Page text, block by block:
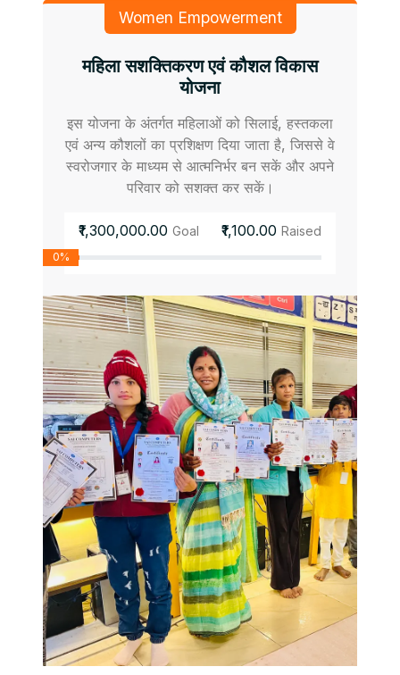
Women Empowerment
महिला सशक्तिकरण एवं कौशल विकास
योजना
इस योजना के अंतर्गत महिलाओं को सिलाई, हस्तकला
एवं अन्य कौशलों का प्रशिक्षण दिया जाता है, जिससे वे
स्वरोजगार के माध्यम से आत्मनिर्भर बन सकें और अपने
परिवार को सशक्त कर सकें।
₹1,300,000.00 Goal ₹1,100.00 Raised
0%